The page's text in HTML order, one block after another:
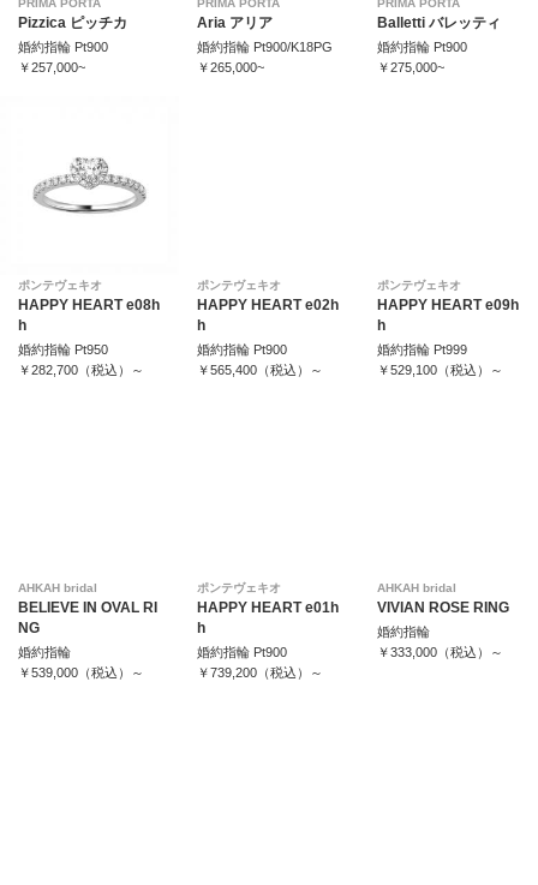
PRIMA PORTA
Pizzica ピッチカ
婚約指輪 Pt900
￥257,000~
PRIMA PORTA
Aria アリア
婚約指輪 Pt900/K18PG
￥265,000~
PRIMA PORTA
Balletti バレッティ
婚約指輪 Pt900
￥275,000~
ポンテヴェキオ
HAPPY HEART e08h
h
婚約指輪 Pt950
￥282,700（税込）～
ポンテヴェキオ
HAPPY HEART e02h
h
婚約指輪 Pt900
￥565,400（税込）～
ポンテヴェキオ
HAPPY HEART e09h
h
婚約指輪 Pt999
￥529,100（税込）～
AHKAH bridal
BELIEVE IN OVAL RI
NG
婚約指輪
￥539,000（税込）～
ポンテヴェキオ
HAPPY HEART e01h
h
婚約指輪 Pt900
￥739,200（税込）～
AHKAH bridal
VIVIAN ROSE RING
婚約指輪
￥333,000（税込）～